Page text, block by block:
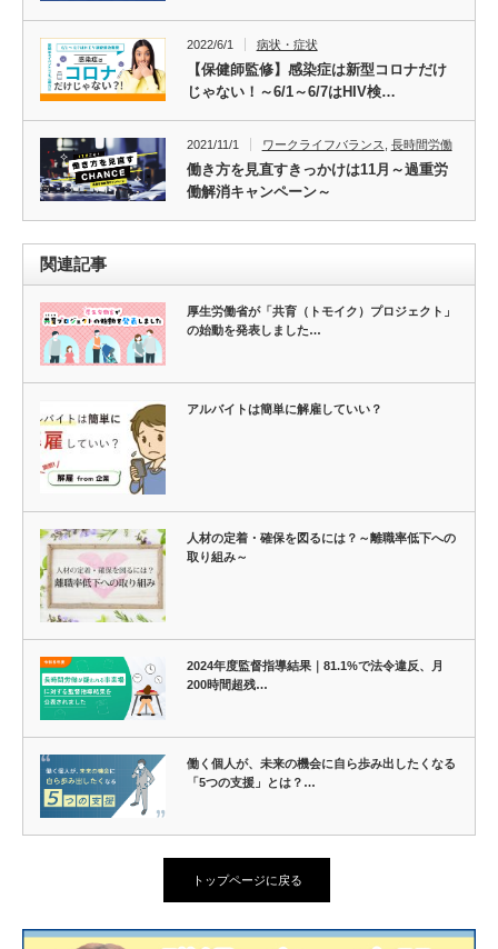
2022/6/1 病状・症状
【保健師監修】感染症は新型コロナだけ
じゃない！～6/1～6/7はHIV検…
2021/11/1 ワークライフバランス 長時間労働
働き方を見直すきっかけは11月～過重労
働解消キャンペーン～
関連記事
厚生労働省が「共育（トモイク）プロジェクト」
の始動を発表しました…
アルバイトは簡単に解雇していい？
人材の定着・確保を図るには？～離職率低下への
取り組み～
2024年度監督指導結果｜81.1%で法令違反、月
200時間超残…
働く個人が、未来の機会に自ら歩み出したくなる
「5つの支援」とは？…
トップページに戻る